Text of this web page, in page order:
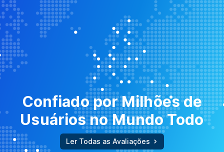
Confiado por Milhões de
Usuários no Mundo Todo
Ler Todas as Avaliações